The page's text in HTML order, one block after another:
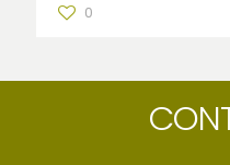
0